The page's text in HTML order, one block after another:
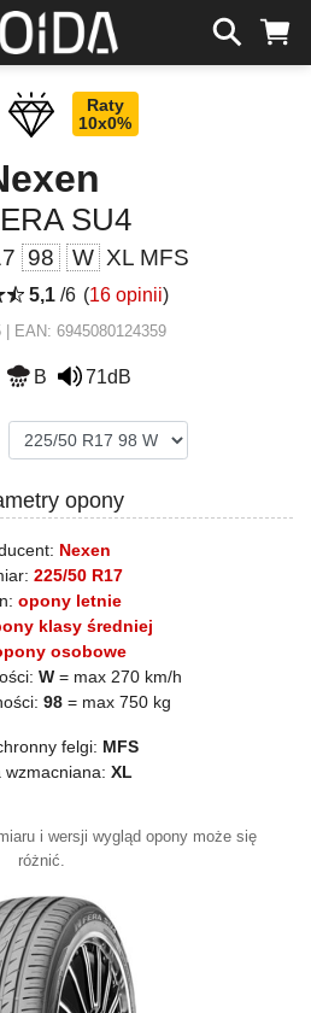
Raty
10x0%
SU4
98 W XL MFS
5,1/6 (16 opinii)
| EAN: 6945080124359
B 71dB
opony
Nexen
225/50 R17
opony letnie
klasy średniej
osobowe
W = max 270 km/h
98 = max 750 kg
felgi: MFS
wzmacniana: XL
i wersji wygląd opony może się
różnić.